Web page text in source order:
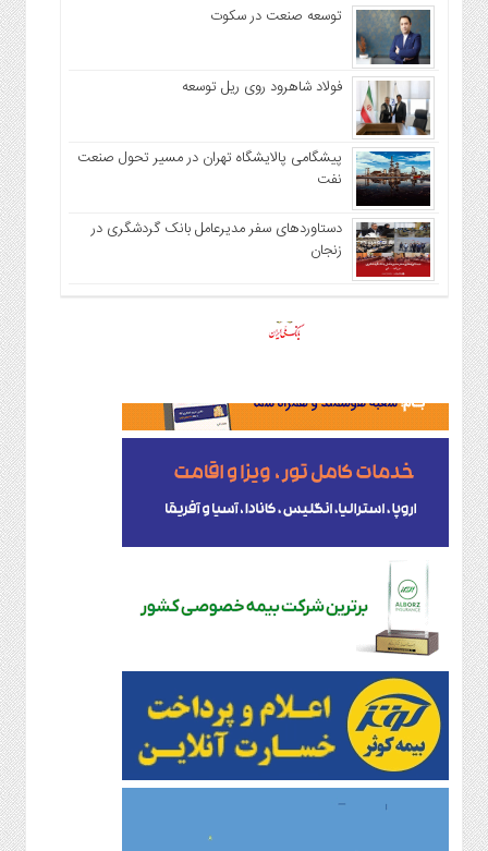
توسعه صنعت در سکوت
فولاد شاهرود روی ریل توسعه
پیشگامی پالایشگاه تهران در مسیر تحول صنعت
نفت
دستاوردهای سفر مدیرعامل بانک گردشگری در
زنجان